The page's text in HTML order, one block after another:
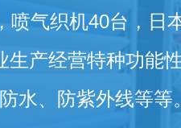
喷气织机40台，日
生产经营特种功能
水、防紫外线等等